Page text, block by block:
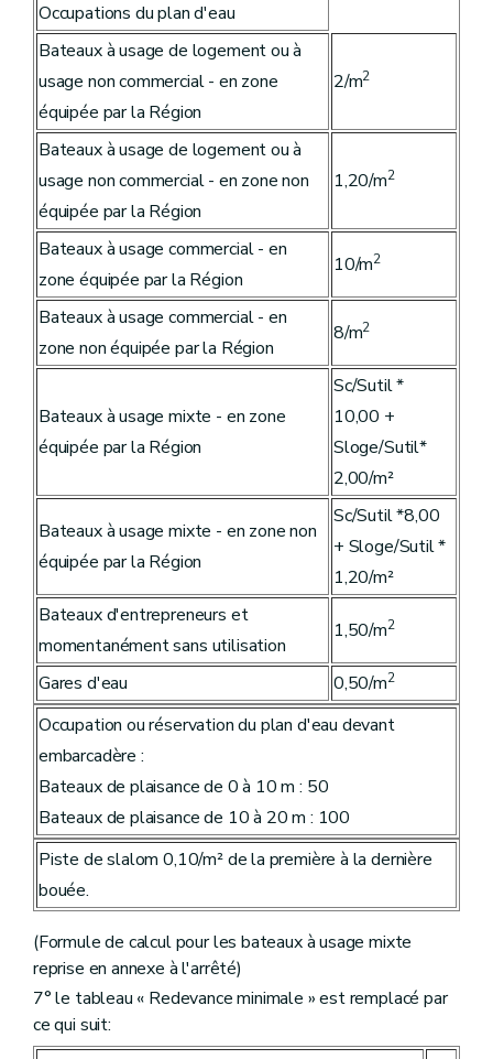
Occupations du plan d'eau
Bateaux à usage de logement ou à
usage non commercial - en zone
équipée par la Région
2/m2
Bateaux à usage de logement ou à
usage non commercial - en zone non
équipée par la Région
1,20/m2
Bateaux à usage commercial - en
zone équipée par la Région
10/m2
Bateaux à usage commercial - en
zone non équipée par la Région
8/m2
Bateaux à usage mixte - en zone
équipée par la Région
Sc/Sutil *
10,00 +
Sloge/Sutil*
2,00/m²
Bateaux à usage mixte - en zone non
équipée par la Région
Sc/Sutil *8,00
+ Sloge/Sutil *
1,20/m²
Bateaux d'entrepreneurs et
momentanément sans utilisation
1,50/m2
Gares d'eau 0,50/m2
Occupation ou réservation du plan d'eau devant
embarcadère :
Bateaux de plaisance de 0 à 10 m : 50
Bateaux de plaisance de 10 à 20 m : 100
Piste de slalom 0,10/m² de la première à la dernière
bouée.
(Formule de calcul pour les bateaux à usage mixte
reprise en annexe à l'arrêté)
7° le tableau « Redevance minimale » est remplacé par
ce qui suit: